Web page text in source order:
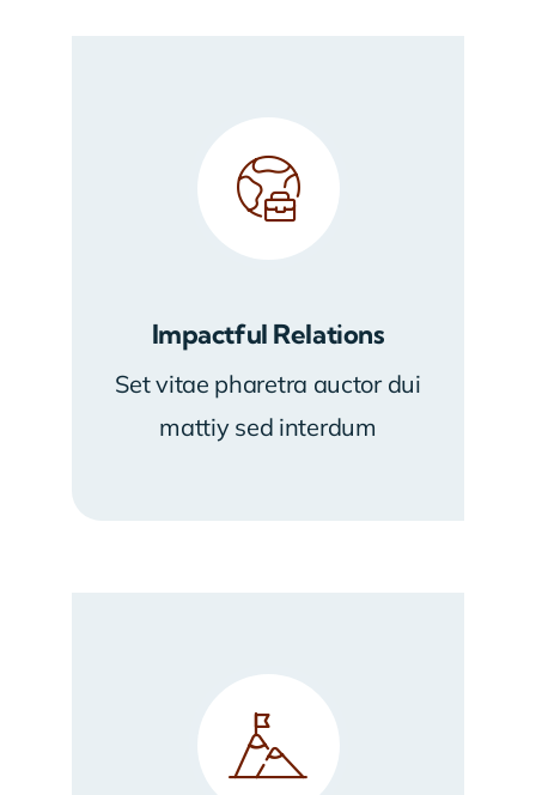
Impactful Relations
Set vitae pharetra auctor dui
mattiy sed interdum